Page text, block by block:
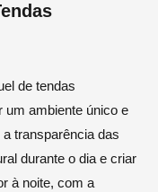
de tendas
um ambiente único e
transparência das
durante o dia e criar
à noite, com a